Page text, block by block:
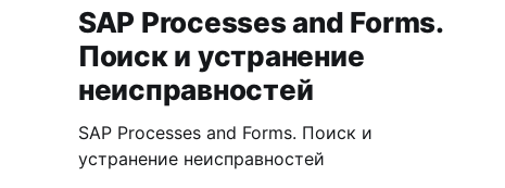
SAP Processes and Forms.
Поиск и устранение
неисправностей
SAP Processes and Forms. Поиск и
устранение неисправностей